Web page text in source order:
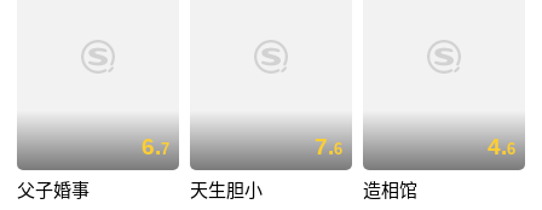
6.7
父子婚事
7.6
天生胆小
4.6
造相馆